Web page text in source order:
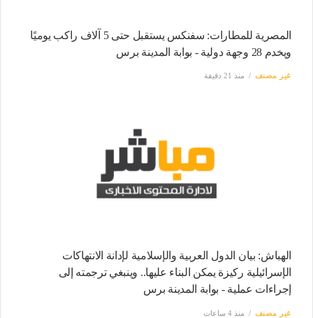
المصرية للمطارات: سفنكس يستقبل حتى 5 آلاف راكب يوميًا
ويخدم 28 وجهة دولية - بوابة المدينة برس
غير مصنف منذ 21 دقيقة
الهباش: بيان الدول العربية والإسلامية لإدانة الانتهاكات
الإسرائيلية ركيزة يمكن البناء عليها.. وينبغي ترجمته إلى
إجراءات عملية - بوابة المدينة برس
غير مصنف منذ 4 ساعات